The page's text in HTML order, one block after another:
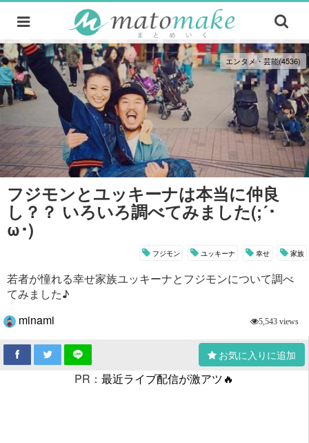
エンタメ・芸能(4536)
フジモンとユッキーナは本当に仲良
し？？ いろいろ調べてみました(;´･
ω･)
フジモン ユッキーナ 幸せ 家族
若者が憧れる幸せ家族ユッキーナとフジモンについて調べ
てみました♪
minami
5,543 views
お気に入りに追加
PR： 最近ライブ配信が激アツ🔥